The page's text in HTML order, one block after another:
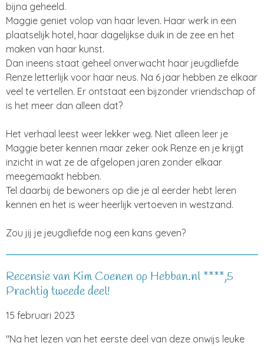
bijna geheeld.
Maggie geniet volop van haar leven. Haar werk in een
plaatselijk hotel, haar dagelijkse duik in de zee en het
maken van haar kunst.
Dan ineens staat geheel onverwacht haar jeugdliefde
Renze letterlijk voor haar neus. Na 6 jaar hebben ze elkaar
veel te vertellen. Er ontstaat een bijzonder vriendschap of
is het meer dan alleen dat?
Het verhaal leest weer lekker weg. Niet alleen leer je
Maggie beter kennen maar zeker ook Renze en je krijgt
inzicht in wat ze de afgelopen jaren zonder elkaar
meegemaakt hebben.
Tel daarbij de bewoners op die je al eerder hebt leren
kennen en het is weer heerlijk vertoeven in westzand.
Zou jij je jeugdliefde nog een kans geven?
Recensie van Kim Coenen op Hebban.nl ****,5
Prachtig tweede deel!
15 februari 2023
"Na het lezen van het eerste deel van deze onwijs leuke